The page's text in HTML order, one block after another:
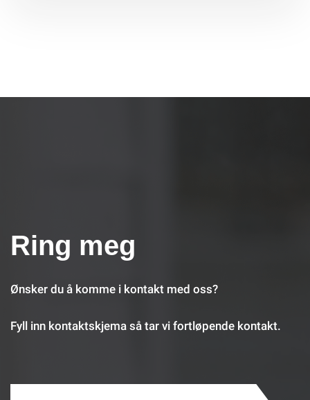
Ring meg
Ønsker du å komme i kontakt med oss?
Fyll inn kontaktskjema så tar vi fortløpende kontakt.